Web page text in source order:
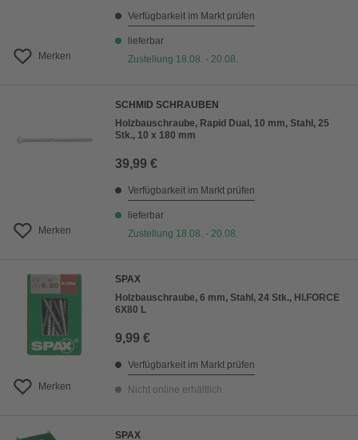
Merken
Verfügbarkeit im Markt prüfen
lieferbar
Zustellung 18.08. - 20.08.
Merken
SCHMID SCHRAUBEN
Holzbauschraube, Rapid Dual, 10 mm, Stahl, 25
Stk., 10 x 180 mm
39,99 €
Verfügbarkeit im Markt prüfen
lieferbar
Zustellung 18.08. - 20.08.
Merken
SPAX
Holzbauschraube, 6 mm, Stahl, 24 Stk., HI.FORCE
6X80 L
9,99 €
Verfügbarkeit im Markt prüfen
Nicht online erhältlich
SPAX